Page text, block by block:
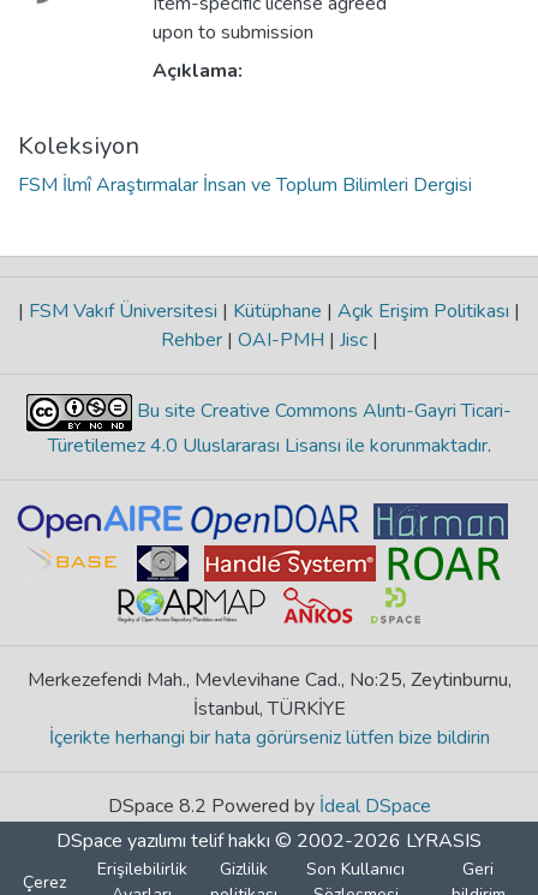
upon to submission
Açıklama:
Koleksiyon
FSM İlmî Araştırmalar İnsan ve Toplum Bilimleri Dergisi
| FSM Vakıf Üniversitesi | Kütüphane | Açık Erişim Politikası |
Rehber | OAI-PMH | Jisc |
Bu site Creative Commons Alıntı-Gayri Ticari-
Türetilemez 4.0 Uluslararası Lisansı ile korunmaktadır.
Merkezefendi Mah., Mevlevihane Cad., No:25, Zeytinburnu,
İstanbul, TÜRKİYE
İçerikte herhangi bir hata görürseniz lütfen bize bildirin
DSpace 8.2 Powered by İdeal DSpace
DSpace yazılımı telif hakkı © 2002-2026 LYRASIS
Çerez
Erişilebilirlik
Gizlilik
Son Kullanıcı
Geri